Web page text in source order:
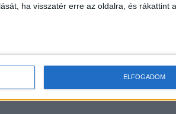
ha visszatér erre az oldalra, és rákattint
ELFOGADOM
tűnt el Siófoknál a mélyvízben. A
a vízieszköz.